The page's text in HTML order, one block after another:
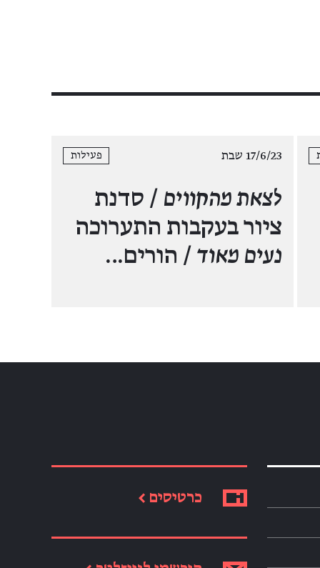
17/6/23 שבת פעילות
לצאת מהקווים / סדנת
ציור בעקבות התערוכה
נעים מאוד / הורים…
כרטיסים ←